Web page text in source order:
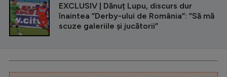
EXCLUSIV | Dănuț Lupu, discurs dur
înaintea ”Derby-ului de România”: ”Să mă
scuze galeriile și jucătorii”